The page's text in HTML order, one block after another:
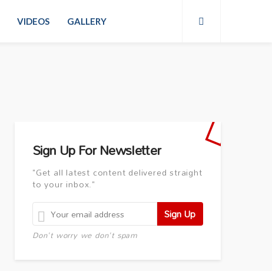
VIDEOS GALLERY
Sign Up For Newsletter
"Get all latest content delivered straight
to your inbox."
Don't worry we don't spam